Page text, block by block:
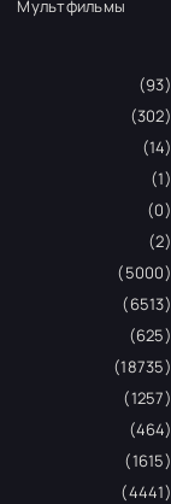
Мультфильмы
(93)
(302)
(14)
(1)
(0)
(2)
(5000)
(6513)
(625)
(18735)
(1257)
(464)
(1615)
(4441)